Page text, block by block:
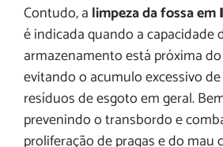
Contudo, a limpeza da fossa em
é indicada quando a capacidade
armazenamento está próxima
evitando o acumulo excessivo
resíduos de esgoto em geral.
prevenindo o transbordo e
proliferação de pragas e do mau